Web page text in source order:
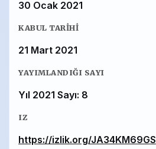
30 Ocak 2021
KABUL TARIHI
21 Mart 2021
YAYIMLANDIĞI SAYI
Yıl 2021 Sayı: 8
IZ
https://izlik.org/JA34KM69GS